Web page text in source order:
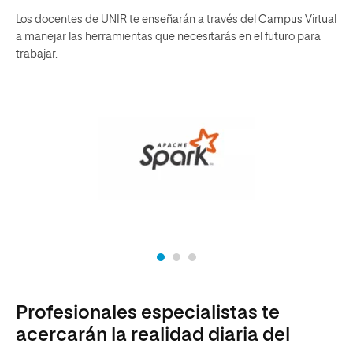
Los docentes de UNIR te enseñarán a través del Campus Virtual
a manejar las herramientas que necesitarás en el futuro para
trabajar.
Profesionales especialistas te
acercarán la realidad diaria del